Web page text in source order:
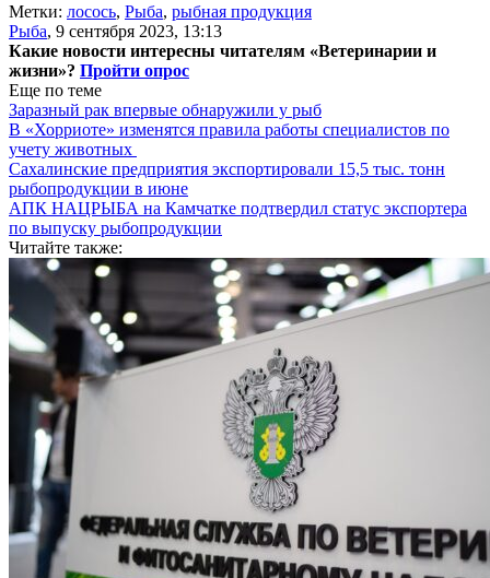
Метки: лосось, Рыба, рыбная продукция
Рыба, 9 сентября 2023, 13:13
Какие новости интересны читателям «Ветеринарии и
жизни»? Пройти опрос
Еще по теме
Заразный рак впервые обнаружили у рыб
В «Хорриоте» изменятся правила работы специалистов по
учету животных
Сахалинские предприятия экспортировали 15,5 тыс. тонн
рыбопродукции в июне
АПК НАЦРЫБА на Камчатке подтвердил статус экспортера
по выпуску рыбопродукции
Читайте также: